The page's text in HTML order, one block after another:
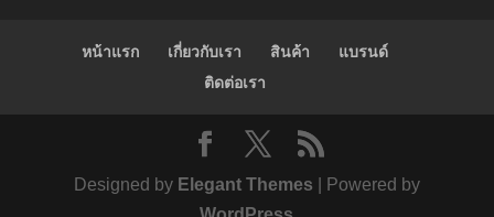
หน้าแรก เกี่ยวกับเรา สินค้า
แบรนด์
ติดต่อเรา
Designed by Elegant Themes | Powered by